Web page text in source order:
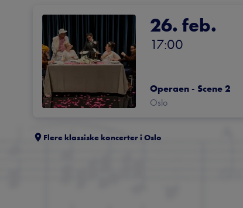
26. feb.
17:00
Operaen - Scene 2
Oslo
Flere klassiske koncerter i Oslo